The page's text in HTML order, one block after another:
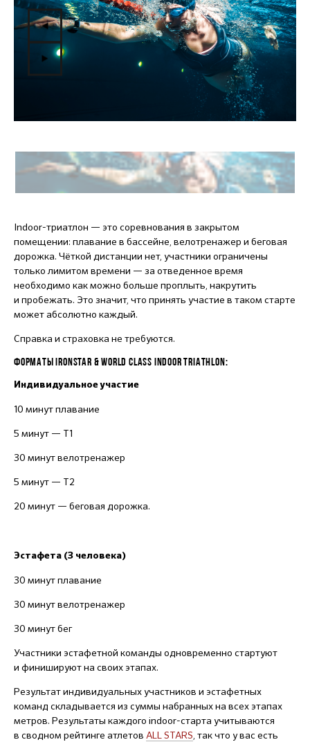
Indoor-триатлон — это соревнования в закрытом
помещении: плавание в бассейне, велотренажер и беговая
дорожка. Чёткой дистанции нет, участники ограничены
только лимитом времени — за отведенное время
необходимо как можно больше проплыть, накрутить
и пробежать. Это значит, что принять участие в таком старте
может абсолютно каждый.
Справка и страховка не требуются.
ФОРМАТЫ IRONSTAR & WORLD CLASS INDOOR TRIATHLON:
Индивидуальное участие
10 минут плавание
5 минут — Т1
30 минут велотренажер
5 минут — Т2
20 минут — беговая дорожка.
Эстафета (3 человека)
30 минут плавание
30 минут велотренажер
30 минут бег
Участники эстафетной команды одновременно стартуют
и финишируют на своих этапах.
Результат индивидуальных участников и эстафетных
команд складывается из суммы набранных на всех этапах
метров. Результаты каждого indoor-старта учитываются
в сводном рейтинге атлетов ALL STARS, так что у вас есть